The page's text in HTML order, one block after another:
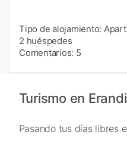
Tipo de alojamiento:
2 huéspedes
Comentarios: 5
Turismo en
Pasando tus días libres